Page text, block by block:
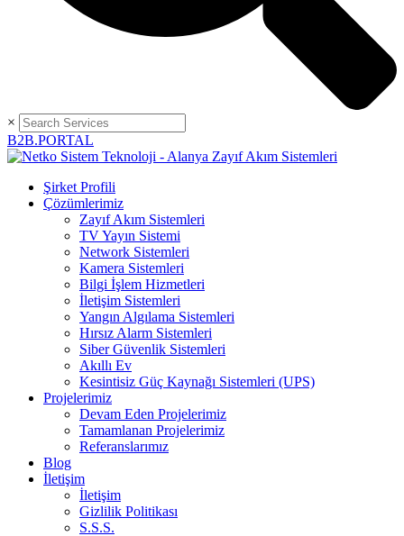
×
B2B.PORTAL
Şirket Profili
Çözümlerimiz
Zayıf Akım Sistemleri
TV Yayın Sistemi
Network Sistemleri
Kamera Sistemleri
Bilgi İşlem Hizmetleri
İletişim Sistemleri
Yangın Algılama Sistemleri
Hırsız Alarm Sistemleri
Siber Güvenlik Sistemleri
Akıllı Ev
Kesintisiz Güç Kaynağı Sistemleri (UPS)
Projelerimiz
Devam Eden Projelerimiz
Tamamlanan Projelerimiz
Referanslarımız
Blog
İletişim
İletişim
Gizlilik Politikası
S.S.S.